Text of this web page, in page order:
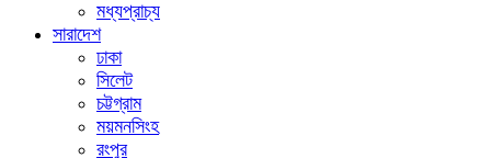
মধ্যপ্রাচ্য
সারাদেশ
ঢাকা
সিলেট
চট্টগ্রাম
ময়মনসিংহ
রংপুর